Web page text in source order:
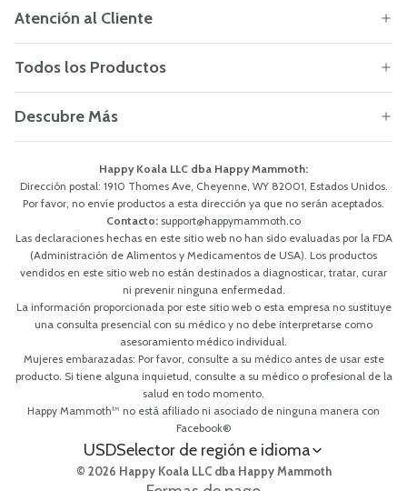
Atención al Cliente
Todos los Productos
Descubre Más
Happy Koala LLC dba Happy Mammoth:
Dirección postal: 1910 Thomes Ave, Cheyenne, WY 82001, Estados Unidos.
Por favor, no envíe productos a esta dirección ya que no serán aceptados.
Contacto: support@happymammoth.co
Las declaraciones hechas en este sitio web no han sido evaluadas por la FDA
(Administración de Alimentos y Medicamentos de USA). Los productos
vendidos en este sitio web no están destinados a diagnosticar, tratar, curar
ni prevenir ninguna enfermedad.
La información proporcionada por este sitio web o esta empresa no sustituye
una consulta presencial con su médico y no debe interpretarse como
asesoramiento médico individual.
Mujeres embarazadas: Por favor, consulte a su médico antes de usar este
producto. Si tiene alguna inquietud, consulte a su médico o profesional de la
salud en todo momento.
Happy Mammoth™ no está afiliado ni asociado de ninguna manera con
Facebook®
USDSelector de región e idioma
© 2026 Happy Koala LLC dba Happy Mammoth